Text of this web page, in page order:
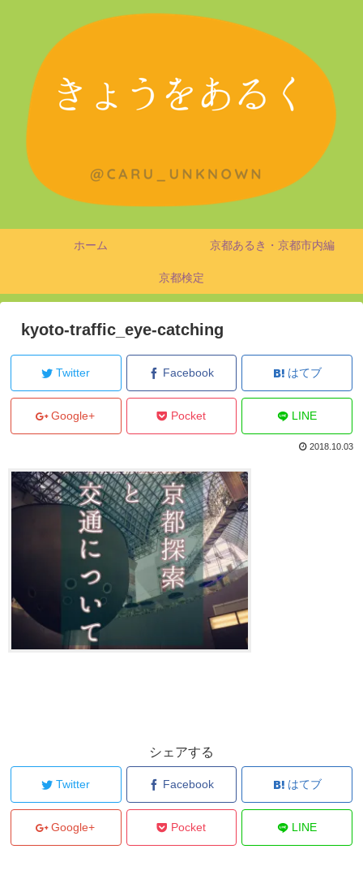
ホーム 京都あるき・京都市内編
京都検定
kyoto-traffic_eye-catching
Twitter Facebook はてブ
Google+ Pocket LINE
2018.10.03
シェアする
Twitter Facebook はてブ
Google+ Pocket LINE